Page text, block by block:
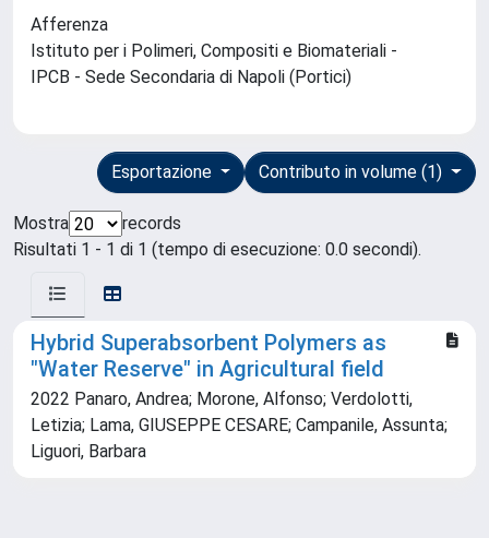
Afferenza
Istituto per i Polimeri, Compositi e Biomateriali -
IPCB - Sede Secondaria di Napoli (Portici)
Contributo in volume (1)
Esportazione
Mostra
records
Risultati 1 - 1 di 1 (tempo di esecuzione: 0.0 secondi).
Hybrid Superabsorbent Polymers as
"Water Reserve" in Agricultural field
2022 Panaro, Andrea; Morone, Alfonso; Verdolotti,
Letizia; Lama, GIUSEPPE CESARE; Campanile, Assunta;
Liguori, Barbara